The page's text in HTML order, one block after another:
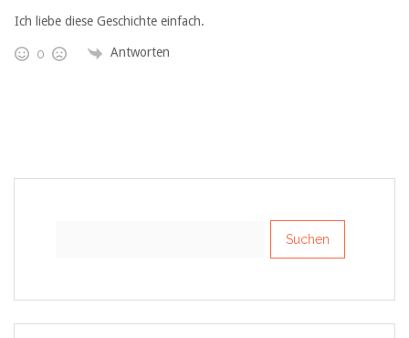
Ich liebe diese Geschichte einfach.
0 Antworten